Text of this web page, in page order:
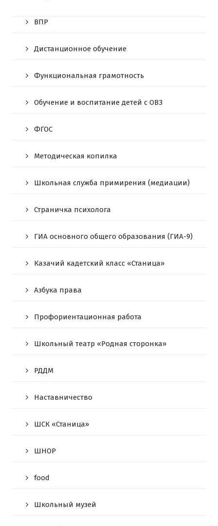
ВПР
Дистанционное обучение
Функциональная грамотность
Обучение и воспитание детей с ОВЗ
ФГОС
Методическая копилка
Школьная служба примирения (медиации)
Страничка психолога
ГИА основного общего образования (ГИА-9)
Казачий кадетский класс «Станица»
Азбука права
Профориентационная работа
Школьный театр «Родная сторонка»
РДДМ
Наставничество
ШСК «Станица»
ШНОР
food
Школьный музей